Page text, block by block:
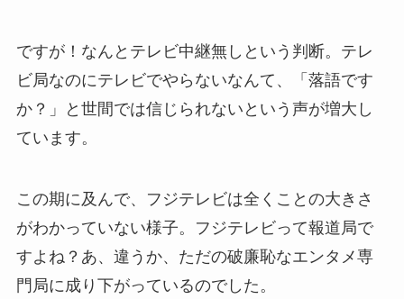
ですが！なんとテレビ中継無しという判断。テレ
ビ局なのにテレビでやらないなんて、「落語です
か？」と世間では信じられないという声が増大し
ています。
この期に及んで、フジテレビは全くことの大きさ
がわかっていない様子。フジテレビって報道局で
すよね？あ、違うか、ただの破廉恥なエンタメ専
門局に成り下がっているのでした。